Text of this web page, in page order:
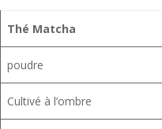
Thé Matcha
poudre
Cultivé à l’ombre